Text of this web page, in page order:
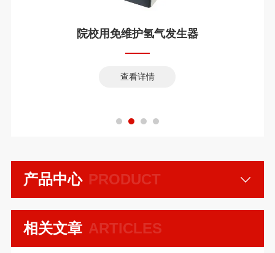
院校用免维护氢气发生器
查看详情
PRODUCT
产品中心
ARTICLES
相关文章